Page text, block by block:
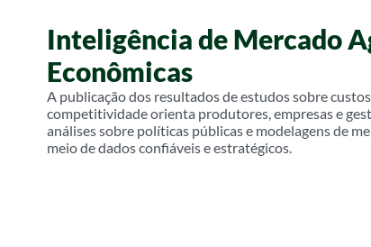
Inteligência de Mercado
Econômicas
A publicação dos resultados de estudos sobre
competitividade orienta produtores, empresas e
análises sobre políticas públicas e modelagens de
meio de dados confiáveis e estratégicos.